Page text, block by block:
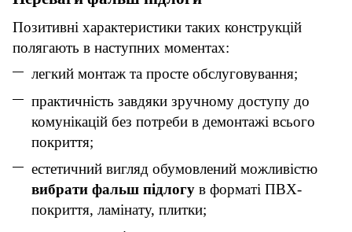
Позитивні характеристики таких конструкцій
полягають в наступних моментах:
легкий монтаж та просте обслуговування;
практичність завдяки зручному доступу до
комунікацій без потреби в демонтажі всього
покриття;
естетичний вигляд обумовлений можливістю
вибрати фальш підлогу в форматі ПВХ-
покриття, ламінату, плитки;